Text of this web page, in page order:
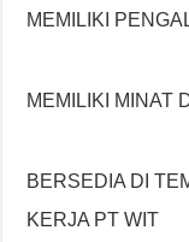
MEMILIKI
MEMILIKI MINAT
BERSEDIA DI
KERJA PT WIT